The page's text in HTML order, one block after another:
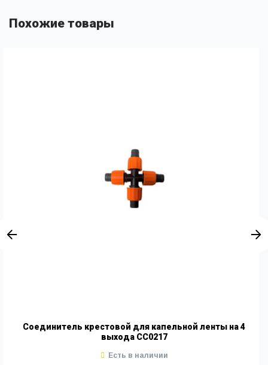
Похожие товары
Соединитель крестовой для капельной ленты на 4
выхода СС0217
Есть в наличии